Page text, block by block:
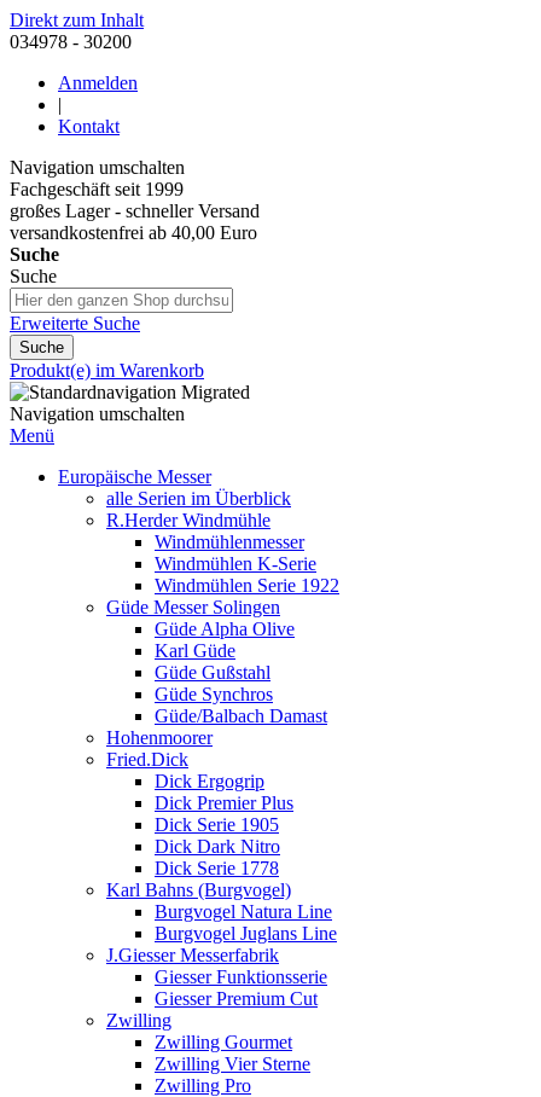
Direkt zum Inhalt
034978 - 30200
Anmelden
|
Kontakt
Navigation umschalten
Fachgeschäft seit 1999
großes Lager - schneller Versand
versandkostenfrei ab 40,00 Euro
Suche
Suche
Erweiterte Suche
Suche
Produkt(e) im Warenkorb
Navigation umschalten
Menü
Europäische Messer
alle Serien im Überblick
R.Herder Windmühle
Windmühlenmesser
Windmühlen K-Serie
Windmühlen Serie 1922
Güde Messer Solingen
Güde Alpha Olive
Karl Güde
Güde Gußstahl
Güde Synchros
Güde/Balbach Damast
Hohenmoorer
Fried.Dick
Dick Ergogrip
Dick Premier Plus
Dick Serie 1905
Dick Dark Nitro
Dick Serie 1778
Karl Bahns (Burgvogel)
Burgvogel Natura Line
Burgvogel Juglans Line
J.Giesser Messerfabrik
Giesser Funktionsserie
Giesser Premium Cut
Zwilling
Zwilling Gourmet
Zwilling Vier Sterne
Zwilling Pro